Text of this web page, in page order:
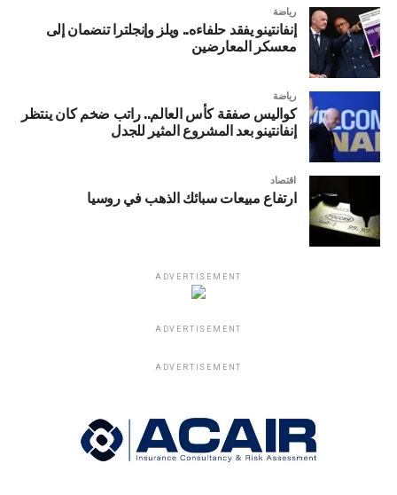
رياضة
إنفانتينو يفقد حلفاءه.. ويلز وإنجلترا تنضمان إلى
معسكر المعارضين
رياضة
كواليس صفقة كأس العالم.. راتب ضخم كان ينتظر
إنفانتينو بعد المشروع المثير للجدل
اقتصاد
ارتفاع مبيعات سبائك الذهب في روسيا
ADVERTISEMENT
ADVERTISEMENT
ADVERTISEMENT